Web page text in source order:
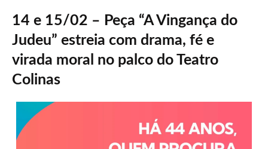
14 e 15/02 – Peça “A Vingança do
Judeu” estreia com drama, fé e
virada moral no palco do Teatro
Colinas